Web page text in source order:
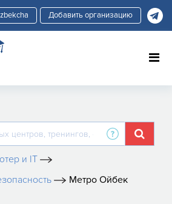
Добавить организацию
и IT
Метро Ойбек